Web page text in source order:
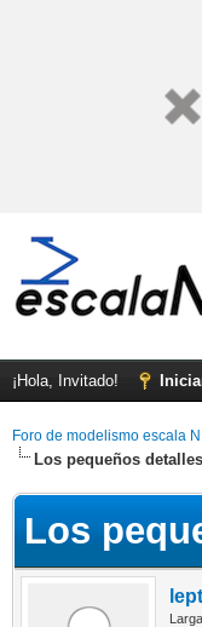
¡Hola, Invitado!
Foro de modelismo escala N
Los pequeños detalles
Los